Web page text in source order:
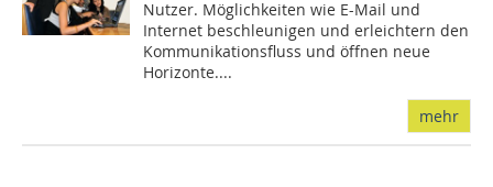
Nutzer. Möglichkeiten wie E-Mail und
Internet beschleunigen und erleichtern den
Kommunikationsfluss und öffnen neue
Horizonte....
mehr